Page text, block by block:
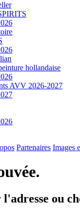
hollandaise
AVV 2026-2027
Partenaires Images
ou